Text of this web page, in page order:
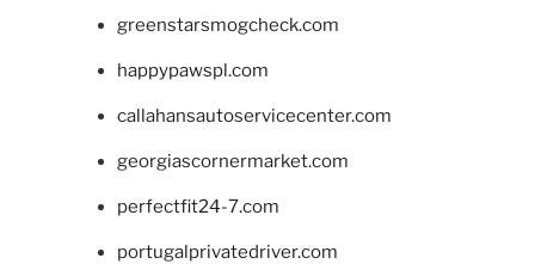
greenstarsmogcheck.com
happypawspl.com
callahansautoservicecenter.com
georgiascornermarket.com
perfectfit24-7.com
portugalprivatedriver.com